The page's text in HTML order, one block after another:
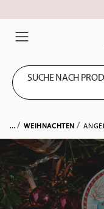
SUCHE NACH
... WEIHNACHTEN